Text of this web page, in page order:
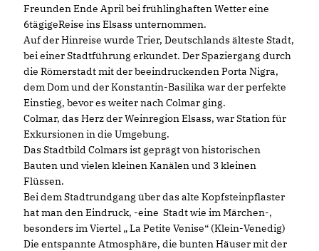
Freunden Ende April bei frühlinghaften Wetter eine
6tägigeReise ins Elsass unternommen.
Auf der Hinreise wurde Trier, Deutschlands älteste Stadt,
bei einer Stadtführung erkundet. Der Spaziergang durch
die Römerstadt mit der beeindruckenden Porta Nigra,
dem Dom und der Konstantin-Basilika war der perfekte
Einstieg, bevor es weiter nach Colmar ging.
Colmar, das Herz der Weinregion Elsass, war Station für
Exkursionen in die Umgebung.
Das Stadtbild Colmars ist geprägt von historischen
Bauten und vielen kleinen Kanälen und 3 kleinen
Flüssen.
Bei dem Stadtrundgang über das alte Kopfsteinpflaster
hat man den Eindruck, -eine Stadt wie im Märchen-,
besonders im Viertel „ La Petite Venise“ (Klein-Venedig)
Die entspannte Atmosphäre, die bunten Häuser mit der